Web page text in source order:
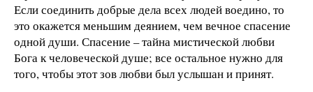
Если соединить добрые дела всех людей воедино, то
это окажется меньшим деянием, чем вечное спасение
одной души. Спасение – тайна мистической любви
Бога к человеческой душе; все остальное нужно для
того, чтобы этот зов любви был услышан и принят.